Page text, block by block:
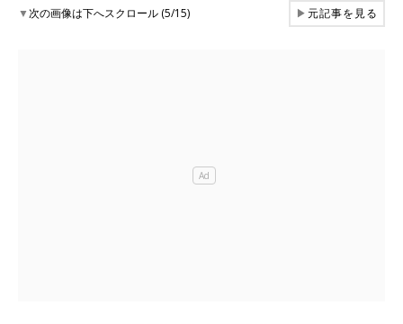
▼次の画像は下へスクロール (5/15) ▶元記事を見る